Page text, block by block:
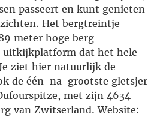
passeert en kunt genieten
Het bergtreintje
meter hoge berg
uitkijkplatform dat het hele
ziet hier natuurlijk de
de één-na-grootste gletsjer
met zijn 4634
van Zwitserland. Website: